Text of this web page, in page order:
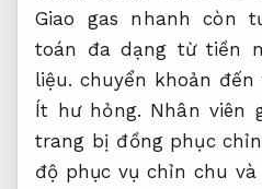
Giao gas nhanh còn
toán đa dạng từ tiền
liệu. chuyển khoản đến
Ít hư hỏng. Nhân viên
trang bị đồng phục
độ phục vụ chỉn chu